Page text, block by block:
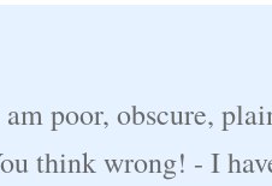
poor, obscure,
think wrong! - I